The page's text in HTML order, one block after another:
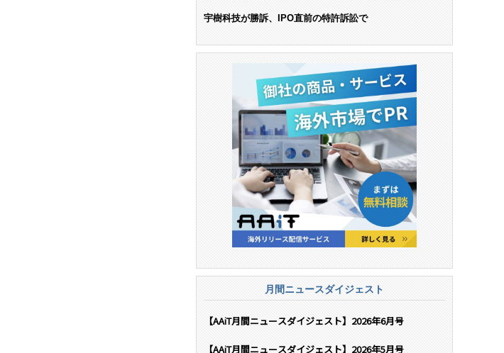
宇樹科技が勝訴、IPO直前の特許訴訟で
月間ニュースダイジェスト
【AAiT月間ニュースダイジェスト】2026年6月号
【AAiT月間ニュースダイジェスト】2026年5月号